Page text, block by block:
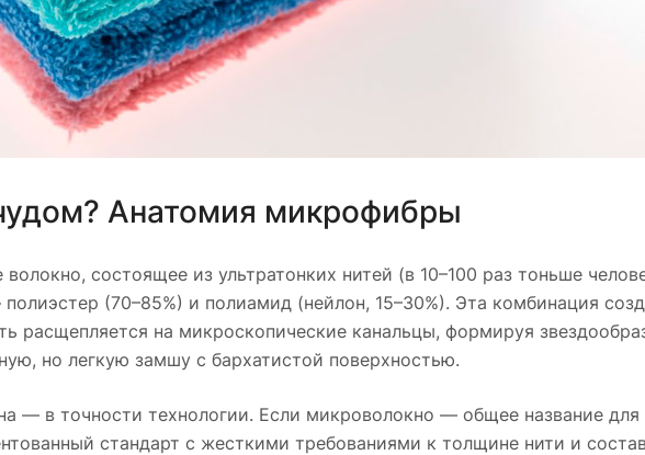
Анатомия микрофибры
состоящее из ультратонких нитей (в 10–100 раз тоньше
(70–85%) и полиамид (нейлон, 15–30%). Эта комбинация
расщепляется на микроскопические канальцы, формируя
но легкую замшу с бархатистой поверхностью.
— в точности технологии. Если микроволокно — общее название для
стандарт с жесткими требованиями к толщине нити и